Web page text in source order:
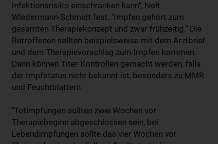
Infektionsrisiko einschränken kann", hielt
Wiedermann-Schmidt fest. "Impfen gehört zum
gesamten Therapiekonzept und zwar frühzeitig." Die
Betroffenen sollten beispielsweise mit dem Arztbrief
und dem Therapievorschlag zum Impfen kommen.
Dann können Titer-Kontrollen gemacht werden, falls
der Impfstatus nicht bekannt ist, besonders zu MMR
und Feuchtblattern.
"Totimpfungen sollten zwei Wochen vor
Therapiebeginn abgeschlossen sein, bei
Lebendimpfungen sollte das vier Wochen vor